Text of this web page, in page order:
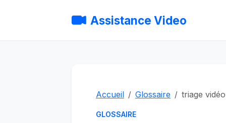
Assistance Video
Accueil Glossaire triage vidéo
GLOSSAIRE